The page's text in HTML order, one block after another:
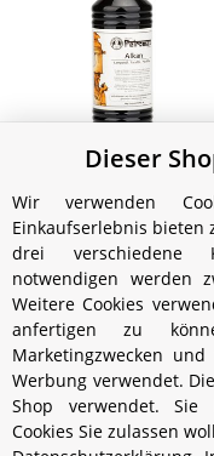
Petromax Alkan,
(Erdöl) 1 Liter Flasche
7,99 €
*
Informationen
Dieser
Wir verwenden
Einkaufserlebnis bieten
drei verschiedene
notwendigen werden
Weitere Cookies
anfertigen zu
Marketingzwecken
Werbung verwendet.
Shop verwendet. Sie
Cookies Sie zulassen